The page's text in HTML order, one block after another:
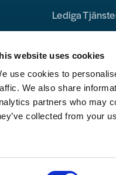
website uses cookies
use cookies to
We also share
partners who may
collected from your
Lediga